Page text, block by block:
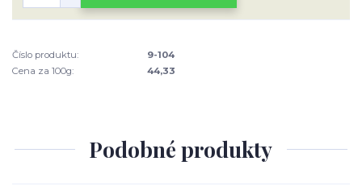
Číslo produktu:
9-104
Cena za 100g:
44,33
Podobné produkty